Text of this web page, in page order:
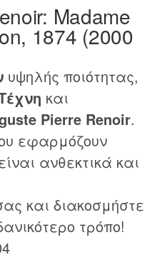
Madame
1874 (2000
υψηλής ποιότητας,
και
Pierre Renoir.
εφαρμόζουν
ανθεκτικά και
και διακοσμήστε
τρόπο!